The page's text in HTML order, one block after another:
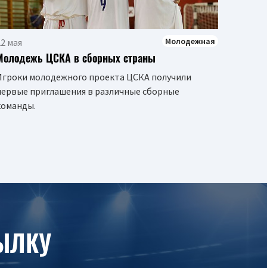
мая Молодежная
ЦСКА в сборных страны
молодежного проекта ЦСКА получили
приглашения в различные сборные